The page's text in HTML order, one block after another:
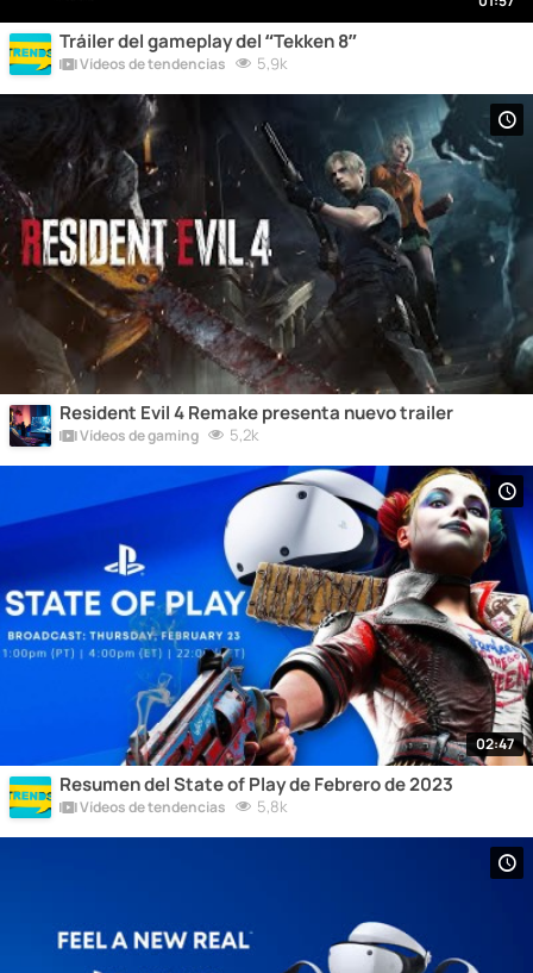
Tráiler del gameplay del “Tekken 8”
Vídeos de tendencias 5,9k
Resident Evil 4 Remake presenta nuevo trailer
Vídeos de gaming 5,2k
02:47
Resumen del State of Play de Febrero de 2023
Vídeos de tendencias 5,8k